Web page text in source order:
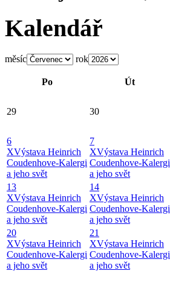
Kalendář
měsíc rok
Po Út
29 30
6
XVýstava Heinrich
Coudenhove-Kalergi
a jeho svět
7
XVýstava Heinrich
Coudenhove-Kalergi
a jeho svět
13
XVýstava Heinrich
Coudenhove-Kalergi
a jeho svět
14
XVýstava Heinrich
Coudenhove-Kalergi
a jeho svět
20
XVýstava Heinrich
Coudenhove-Kalergi
a jeho svět
21
XVýstava Heinrich
Coudenhove-Kalergi
a jeho svět